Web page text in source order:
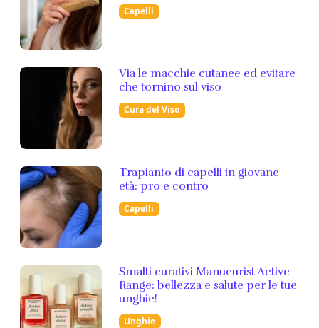
Capelli
Via le macchie cutanee ed evitare
che tornino sul viso
Cura del Viso
Trapianto di capelli in giovane
età: pro e contro
Capelli
Smalti curativi Manucurist Active
Range: bellezza e salute per le tue
unghie!
Unghie